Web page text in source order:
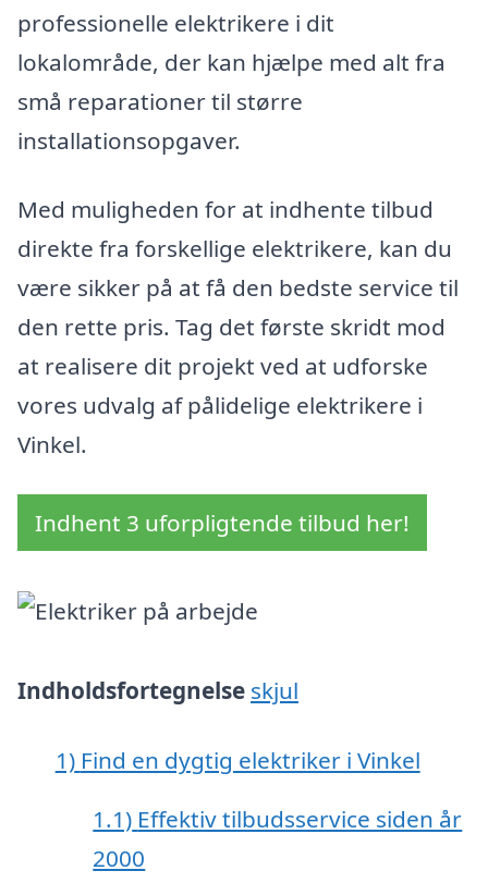
professionelle elektrikere i dit
lokalområde, der kan hjælpe med alt fra
små reparationer til større
installationsopgaver.
Med muligheden for at indhente tilbud
direkte fra forskellige elektrikere, kan du
være sikker på at få den bedste service til
den rette pris. Tag det første skridt mod
at realisere dit projekt ved at udforske
vores udvalg af pålidelige elektrikere i
Vinkel.
Indhent 3 uforpligtende tilbud her!
Indholdsfortegnelse skjul
1) Find en dygtig elektriker i Vinkel
1.1) Effektiv tilbudsservice siden år
2000